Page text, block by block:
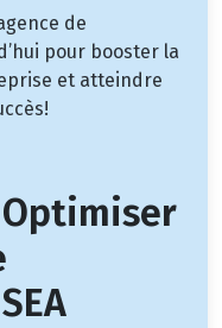
de
pour booster la
et atteindre